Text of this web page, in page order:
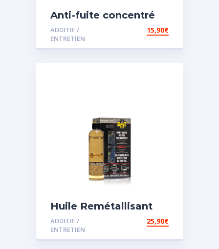
Anti-fuite concentré
pour direction
assistée
ADDITIF /
ENTRETIEN
15,90€
Huile Remétallisant
Moteur SMT2
ADDITIF /
ENTRETIEN
25,90€